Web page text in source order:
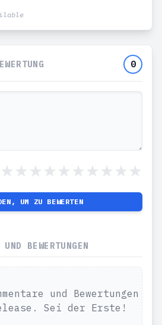
0
UM ZU BEWERTEN
BEWERTUNGEN
und Bewertungen
Sei der Erste!